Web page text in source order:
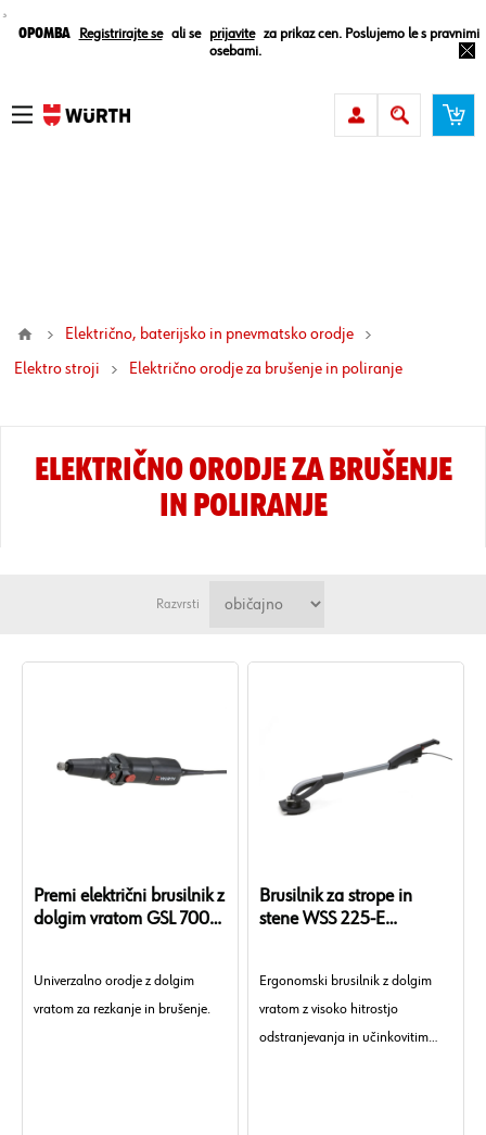
¸
Opomba Registrirajte se ali se prijavite
za prikaz cen. Poslujemo le s pravnimi
osebami.
Električno, baterijsko in pnevmatsko orodje
Elektro stroji
električno orodje za brušenje in poliranje
ELEKTRIČNO ORODJE ZA BRUŠENJE
IN POLIRANJE
Razvrsti
Premi električni brusilnik z
dolgim vratom GSL 700-E
Univerzalno orodje z dolgim ​​
vratom za rezkanje in brušenje.
Brusilnik za strope in
stene WSS 225-E
Ergonomski brusilnik z dolgim ​​
vratom z visoko hitrostjo
odstranjevanja in učinkovitim